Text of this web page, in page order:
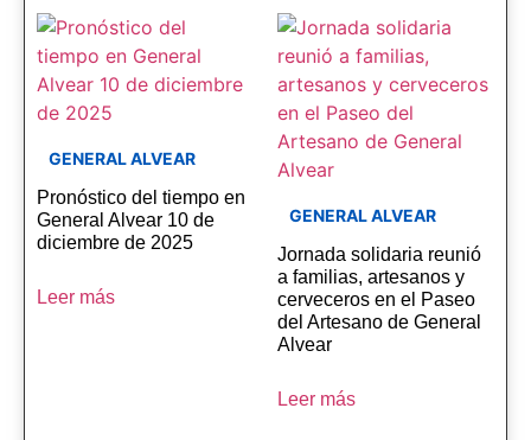
GENERAL ALVEAR
Pronóstico del tiempo en
General Alvear 10 de
diciembre de 2025
Leer más
GENERAL ALVEAR
Jornada solidaria reunió
a familias, artesanos y
cerveceros en el Paseo
del Artesano de General
Alvear
Leer más